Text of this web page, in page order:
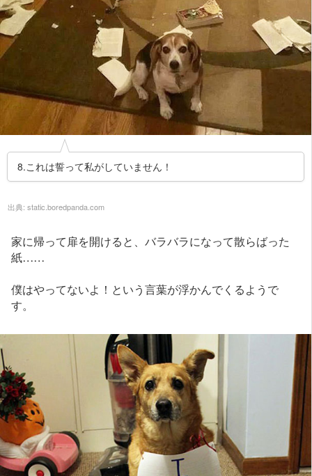
8.これは誓って私がしていません！
出典: static.boredpanda.com
家に帰って扉を開けると、バラバラになって散らばった
紙……
僕はやってないよ！という言葉が浮かんでくるようで
す。